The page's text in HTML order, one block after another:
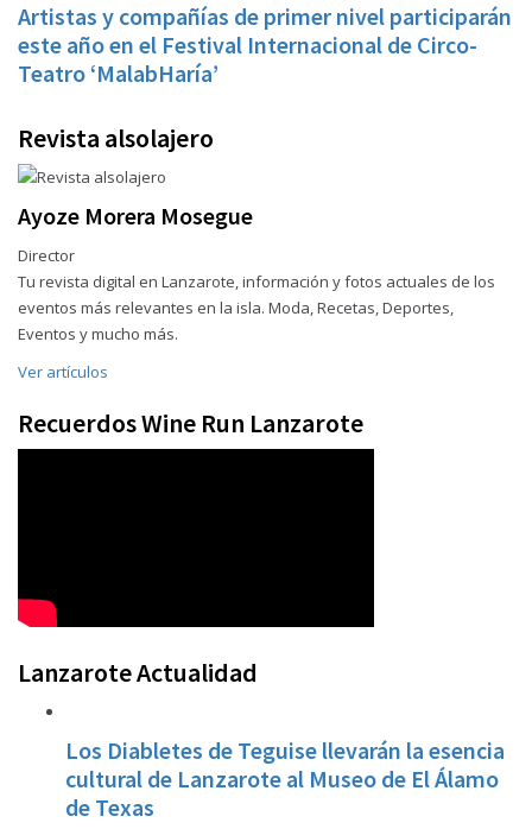
Artistas y compañías de primer nivel participarán
este año en el Festival Internacional de Circo-
Teatro ‘MalabHaría’
Revista alsolajero
Ayoze Morera Mosegue
Director
Tu revista digital en Lanzarote, información y fotos actuales de los
eventos más relevantes en la isla. Moda, Recetas, Deportes,
Eventos y mucho más.
Ver artículos
Recuerdos Wine Run Lanzarote
Lanzarote Actualidad
Los Diabletes de Teguise llevarán la esencia
cultural de Lanzarote al Museo de El Álamo
de Texas